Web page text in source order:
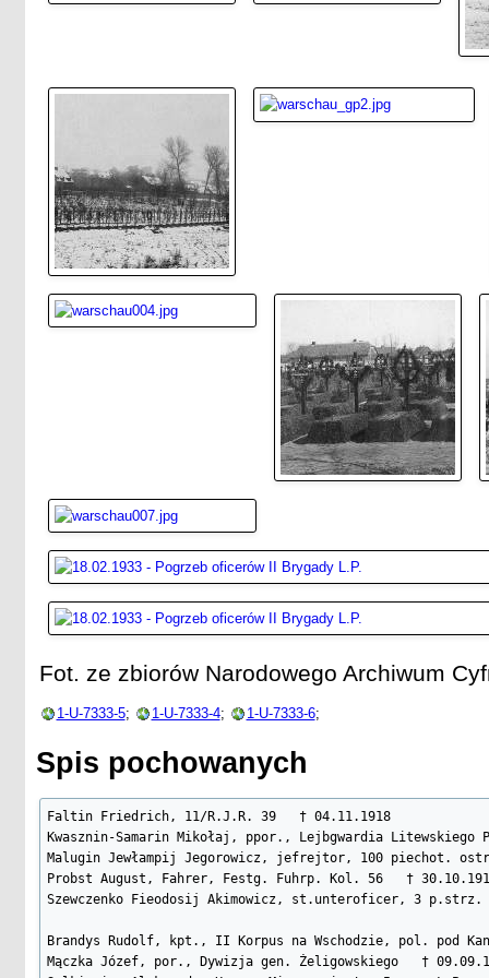
Fot. ze zbiorów Narodowego Archiwum
1-U-7333-5; 1-U-7333-4; 1-U-7333-6;
Spis pochowanych
Faltin Friedrich, 11/R.J.R. 39   † 04.11.1918
Kwasznin-Samarin Mikołaj, ppor., Lejbgwardia Litewskiego
Malugin Jewłampij Jegorowicz, jefrejtor, 100 piechot.
Probst August, Fahrer, Festg. Fuhrp. Kol. 56   †
Szewczenko Fieodosij Akimowicz, st.unteroficer, 3
Brandys Rudolf, kpt., II Korpus na Wschodzie, pol. pod
Mączka Józef, por., Dywizja gen. Żeligowskiego   †